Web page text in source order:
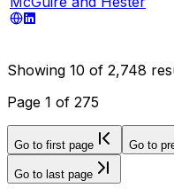
Showing 10 of 2,748
Page 1 of 275
Go to first page Go to
Go to last page